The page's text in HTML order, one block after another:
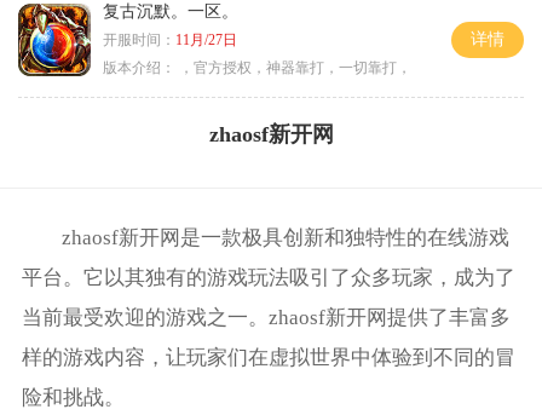
复古沉默。一区。
开服时间： 11月/27日
版本介绍：
，官方授权，神器靠打，一切靠打，
详情
zhaosf新开网
zhaosf新开网是一款极具创新和独特性的在线游戏
平台。它以其独有的游戏玩法吸引了众多玩家，成为了
当前最受欢迎的游戏之一。zhaosf新开网提供了丰富多
样的游戏内容，让玩家们在虚拟世界中体验到不同的冒
险和挑战。